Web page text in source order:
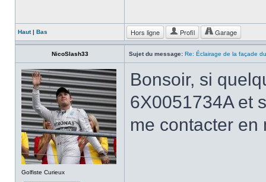
Haut| Bas Hors ligne Profil Garage
NicoSlash33 Sujet du message: Re: Éclairage de la façade
Golfiste Curieux
Bonsoir, si
6X0051734A et
me contacter